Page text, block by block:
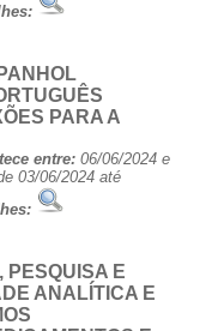
PARA A
entre: 06/06/2024 e
03/06/2024 até
PESQUISA E
ANALÍTICA E